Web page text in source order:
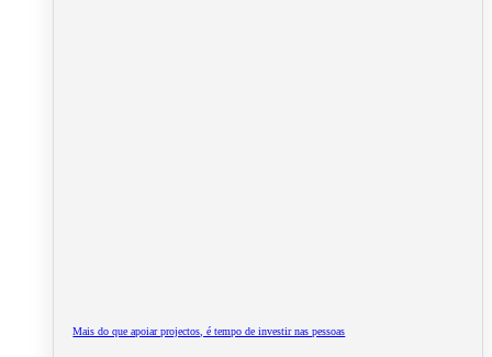
Mais do que apoiar projectos, é tempo de investir nas pessoas